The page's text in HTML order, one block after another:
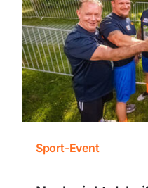
Polizeimeldungen
Themen und Termine
Gewinnspiele
Sport-Event